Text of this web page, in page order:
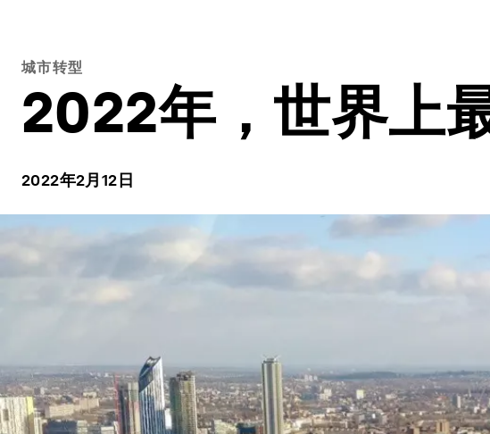
城市转型
2022年，世界上
2022年2月12日